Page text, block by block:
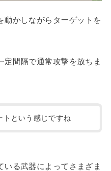
動かしながらターゲットを
間隔で通常攻撃を放ちま
トという感じですね
いる武器によってさまざま